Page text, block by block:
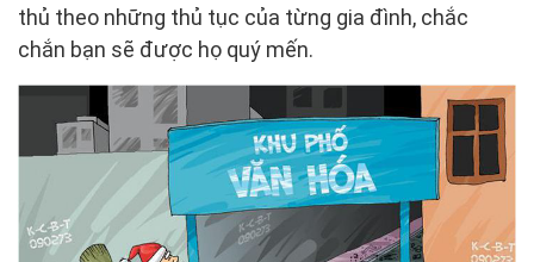
thủ theo những thủ tục của từng gia đình, chắc
chắn bạn sẽ được họ quý mến.